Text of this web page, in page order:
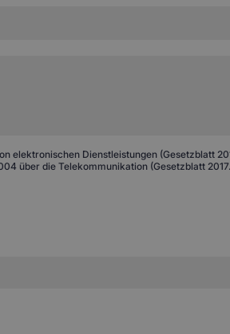
Dienstleistungen (Gesetzblatt
über die Telekommunikation (Gesetzblatt